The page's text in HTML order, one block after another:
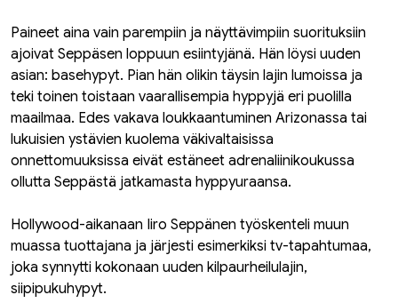
Paineet aina vain parempiin ja näyttävimpiin suorituksiin
ajoivat Seppäsen loppuun esiintyjänä. Hän löysi uuden
asian: basehypyt. Pian hän olikin täysin lajin lumoissa ja
teki toinen toistaan vaarallisempia hyppyjä eri puolilla
maailmaa. Edes vakava loukkaantuminen Arizonassa tai
lukuisien ystävien kuolema väkivaltaisissa
onnettomuuksissa eivät estäneet adrenaliinikoukussa
ollutta Seppästä jatkamasta hyppyuraansa.
Hollywood-aikanaan Iiro Seppänen työskenteli muun
muassa tuottajana ja järjesti esimerkiksi tv-tapahtumaa,
joka synnytti kokonaan uuden kilpaurheilulajin,
siipipukuhypyt.